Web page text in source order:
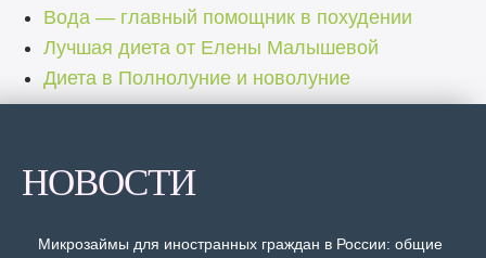
Вода — главный помощник в похудении
Лучшая диета от Елены Малышевой
Диета в Полнолуние и новолуние
НОВОСТИ
Микрозаймы для иностранных граждан в России: общие